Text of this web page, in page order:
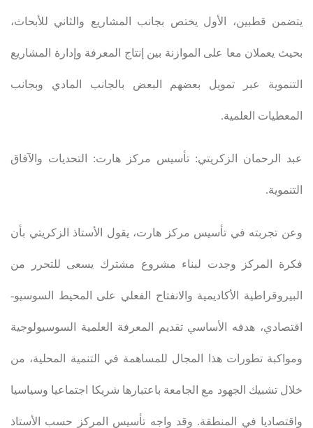
يتضمن قطبين، الأول يختص بجانب المشاريع والثاني للأبحاث،
بحيث يعملان معا على الموازنة بين إنتاج المعرفة وإدارة المشاريع
التنموية عبر تمويل بعضهم البعض بالجانب المادي وبجانب
المعطيات العلمية.
عبد الرحمان الزكريتي: تأسيس مركز هارت: التحديات والآفاق
التنموية.
وعن تجربته في تأسيس مركز هارت، يقول الأستاذ الزكريتي بأن
فكرة المركز وجدت لبناء مشروع مشترك يسعى للتحرر من
البيروقراطية الأكاديمية والانفتاح الفعلي على المحيط السوسيو-
اقتصادي، هدفه الأساسي تقديم المعرفة العلمية السوسيولوجية
ومواكبة تطورات هذا المجال للمساهمة في التنمية المحلية، من
خلال تشبيك الجهود مع الجامعة باعتبارها شريكا اجتماعيا وسياسيا
واقتصاديا في المنطقة. وقد واجه تأسيس المركز حسب الأستاذ